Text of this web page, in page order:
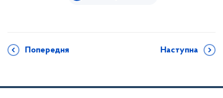
Попередня Наступна